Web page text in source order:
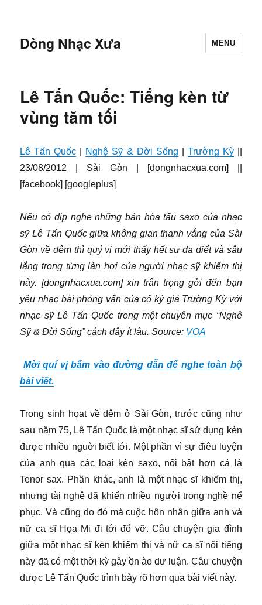
Dòng Nhạc Xưa MENU
Lê Tấn Quốc: Tiếng kèn từ
vùng tăm tối
Lê Tấn Quốc Nghệ Sỹ & Đời Sống Trường Kỳ||
23/08/2012 | Sài Gòn | [dongnhacxua.com] ||
[facebook] [googleplus]
Nếu có dịp nghe những bản hòa tấu saxo của nhạc
sỹ Lê Tấn Quốc giữa không gian thanh vắng của Sài
Gòn về đêm thì quý vị mới thấy hết sự da diết và sâu
lắng trong từng làn hơi của người nhạc sỹ khiếm thị
này. [dongnhacxua.com] xin trân trọng gởi đến bạn
yêu nhạc bài phỏng vấn của cố ký giả Trường Kỳ với
nhạc sỹ Lê Tấn Quốc trong một chuyên mục “Nghê
Sỹ & Đời Sống” cách đây ít lâu. Source: VOA
Mời quí vị bấm vào đường dẫn để nghe toàn bộ
bài viết.
Trong sinh họat về đêm ở Sài Gòn, trước cũng như
sau năm 75, Lê Tấn Quốc là một nhạc sĩ sử dụng kèn
được nhiều nguời biết tới. Một phần vì sự điêu luyện
của anh qua các lọai kèn saxo, nổi bật hơn cả là
Tenor sax. Phần khác, anh là một nhạc sĩ khiếm thị,
nhưng tài nghệ đã khiến nhiều người trong nghề nể
phục. Và cũng do đó mà cuộc hôn nhân giữa anh và
nữ ca sĩ Họa Mi đi tới đổ vỡ. Câu chuyện gia đình
giữa một nhạc sĩ kèn khiếm thị và nữ ca sĩ nổi tiếng
này đã có một thời kỳ gây ồn ào dư luận. Câu chuyện
được Lê Tấn Quốc trình bày rõ hơn qua bài viết này.